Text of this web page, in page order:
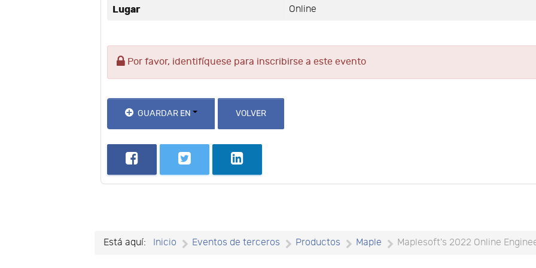
Lugar Online
Por favor, identifíquese para inscribirse a este evento
GUARDAR EN VOLVER
Está aquí: Inicio Eventos de terceros Productos Maple Maplesoft's 2022 Online